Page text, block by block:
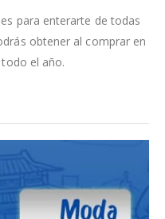
para enterarte de todas
obtener al comprar en
el año.